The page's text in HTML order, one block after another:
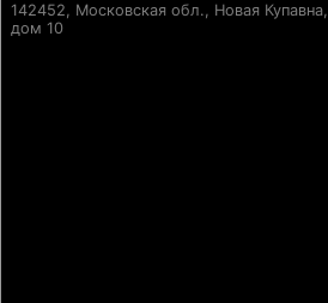
142452, Московская обл., Новая Купавна,
дом 10